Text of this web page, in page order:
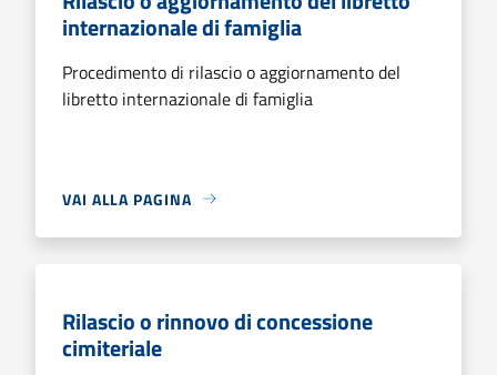
internazionale di famiglia
Procedimento di rilascio o aggiornamento del
libretto internazionale di famiglia
VAI ALLA PAGINA
Rilascio o rinnovo di concessione
cimiteriale